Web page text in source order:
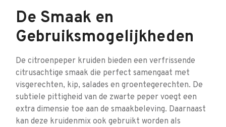
De Smaak en
Gebruiksmogelijkheden
De citroenpeper kruiden bieden een verfrissende
citrusachtige smaak die perfect samengaat met
visgerechten, kip, salades en groentegerechten. De
subtiele pittigheid van de zwarte peper voegt een
extra dimensie toe aan de smaakbeleving. Daarnaast
kan deze kruidenmix ook gebruikt worden als